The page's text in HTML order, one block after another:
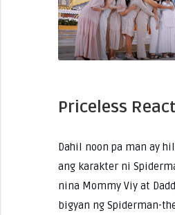
Priceless
Dahil noon pa man ay
ang karakter ni
nina Mommy Viy at
bigyan ng Spiderman-